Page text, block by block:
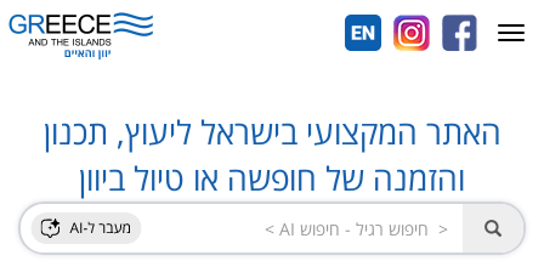
האתר המקצועי בישראל ליעוץ, תכנון
והזמנה של חופשה או טיול ביוון
Toggle
navigation